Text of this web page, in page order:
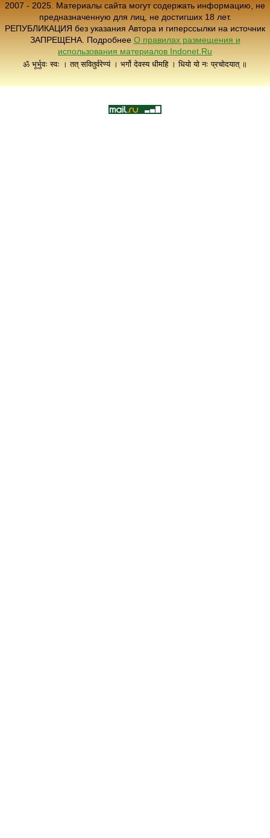
2007 - 2025. Материалы сайта могут содержать информацию, не
предназначенную для лиц, не достигших 18 лет.
РЕПУБЛИКАЦИЯ без указания Автора и гиперссылки на источник
ЗАПРЕЩЕНА. Подробнее О правилах размещения и
использования материалов Indonet.Ru
ॐ भूर्भुवः स्वः । तत् सवितुर्वरेण्यं । भर्गो देवस्य धीमहि । धियो यो नः प्रचोदयात् ॥